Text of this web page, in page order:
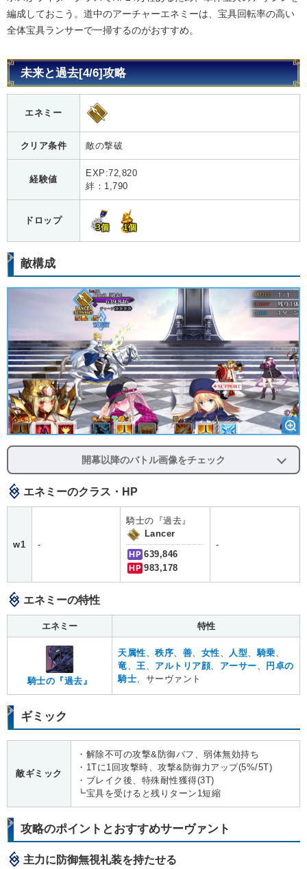
編成しておこう。道中のアーチャーエネミーは、宝具回転率の高い
全体宝具ランサーで一掃するのがおすすめ。
未来と過去[4/6]攻略
エネミー
クリア条件 敵の撃破
経験値
EXP:72,820
絆：1,790
ドロップ
3個 1個
敵構成
開幕以降のバトル画像をチェック
エネミーのクラス・HP
w1 -
騎士の『過去』
Lancer
HP 639,846
HP 983,178
-
エネミーの特性
エネミー 特性
騎士の『過去』
天属性、秩序、 善、 女性、 人型、騎乗、
竜、王、 アルトリア顔、 アーサー、
円卓の
騎士、サーヴァント
ギミック
敵ギミック
・解除不可の攻撃&防御バフ、弱体無効持ち
・1Tに1回攻撃時、攻撃&防御力アップ(5%/5T)
・ブレイク後、特殊耐性獲得(3T)
┗宝具を受けると残りターン1短縮
攻略のポイントとおすすめサーヴァント
主力に防御無視礼装を持たせる